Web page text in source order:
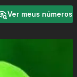
Ver meus números